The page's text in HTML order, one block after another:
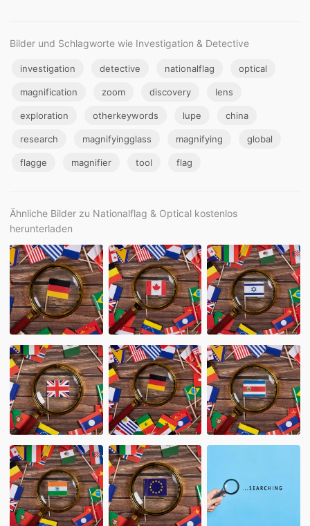
Bilder und Schlagworte wie Investigation & Detective
investigation detective nationalflag optical
magnification zoom discovery lens
exploration otherkeywords lupe china
research magnifyingglass magnifying global
flagge magnifier tool flag
Ähnliche Bilder zu Nationalflag & Optical kostenlos
herunterladen